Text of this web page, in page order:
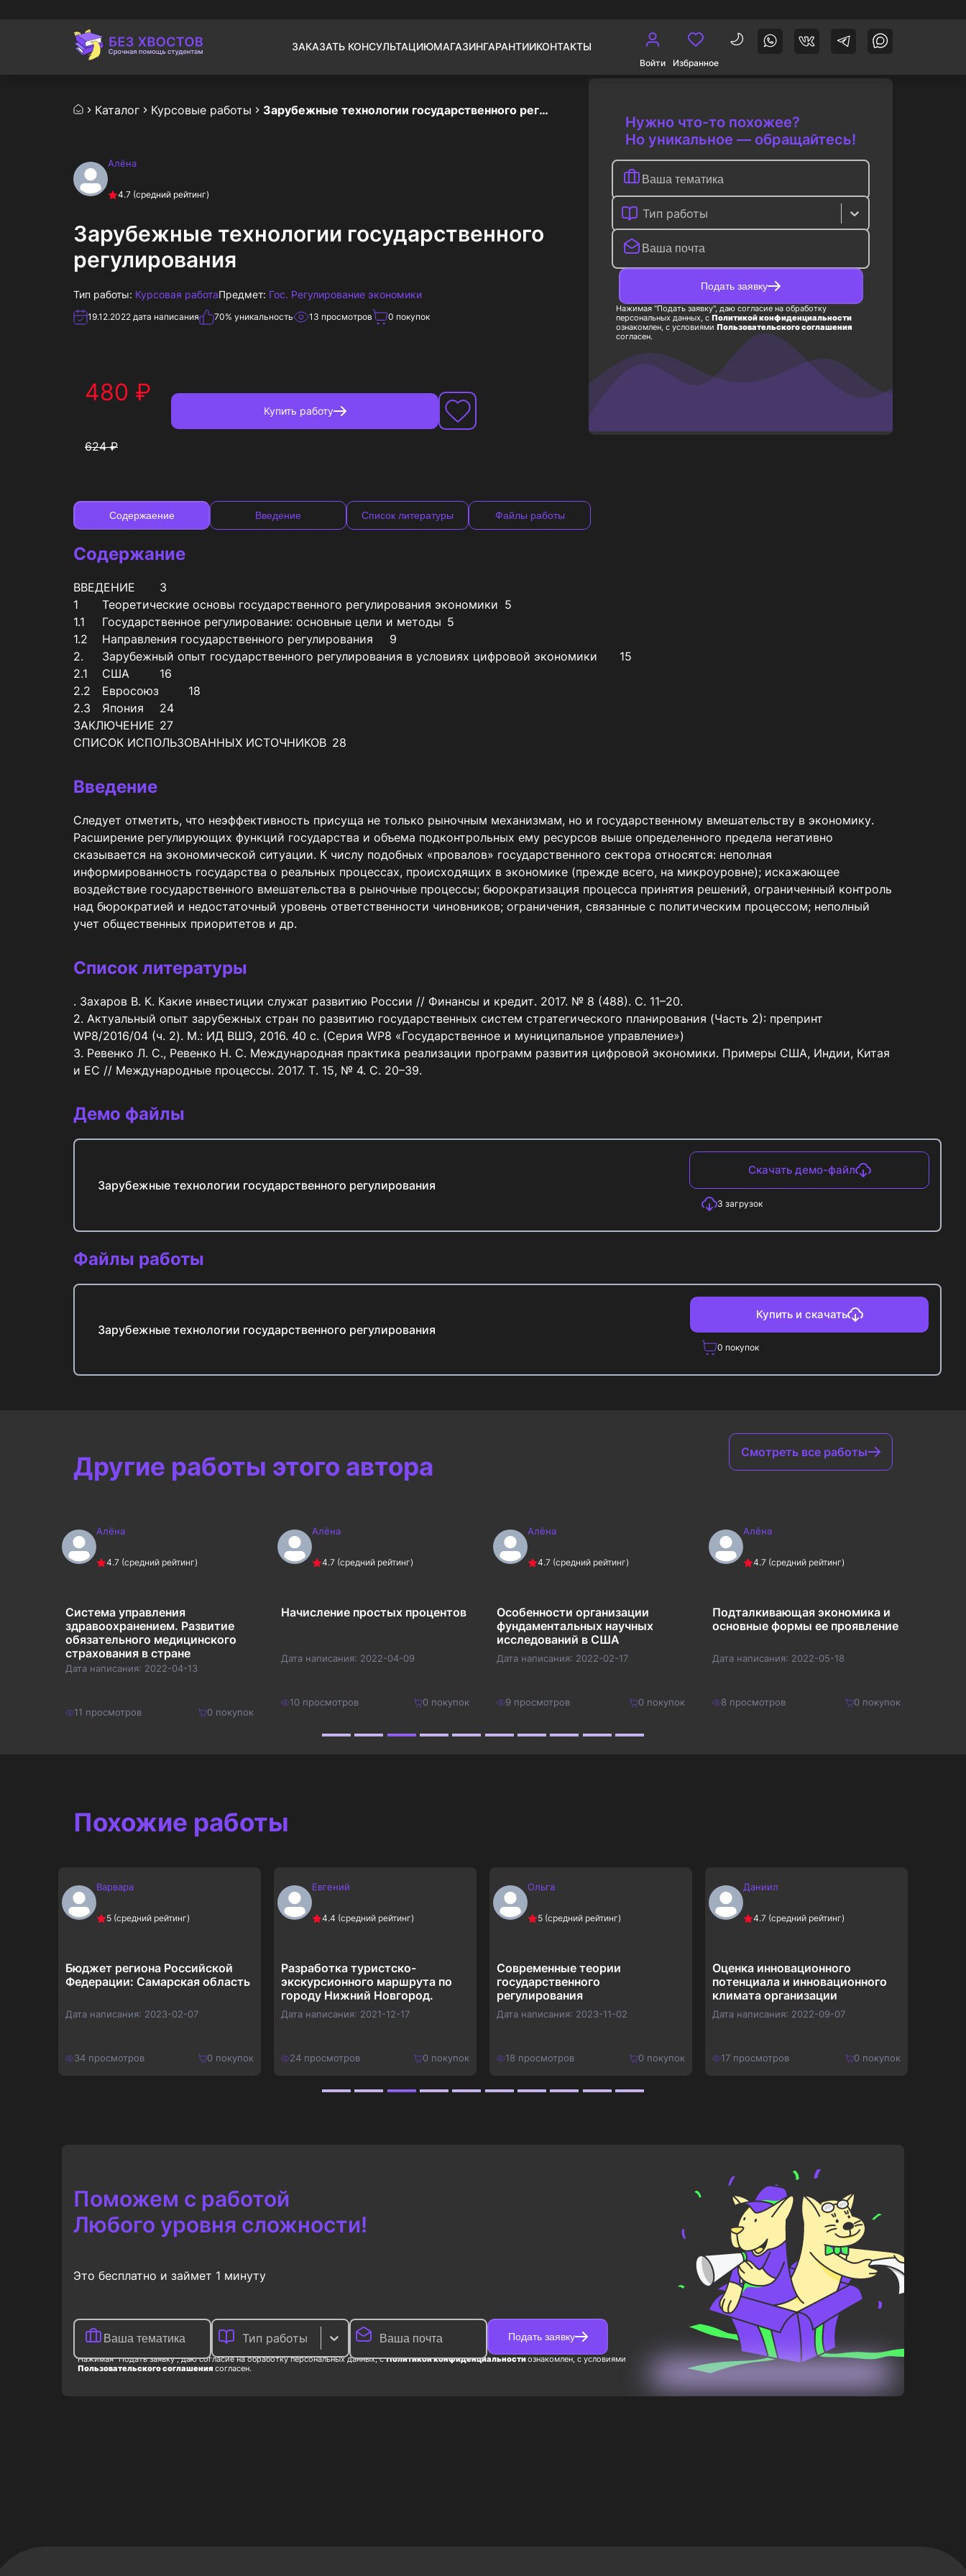
ЗАКАЗАТЬ КОНСУЛЬТАЦИЮМАГАЗИНГАРАНТИИКОНТАКТЫ
Войти Избранное
Каталог Курсовые работы Зарубежные технологии государственного регулирования
Алёна
4.7 (средний рейтинг)
Зарубежные технологии государственного
регулирования
Тип работы: Курсовая работаПредмет: Гос. Регулирование экономики
19.12.2022 дата написания 70% уникальность 13 просмотров 0 покупок
480 ₽
624₽
Купить работу
Нужно что-то похожее?
Но уникальное — обращайтесь!
Тип работы
Подать заявку
Нажимая "Подать заявку", даю согласие на обработку
персональных данных, с Политикой конфиденциальности
ознакомлен, с условиями Пользовательского соглашения
согласен.
Содержаение Введение Список литературы Файлы работы
Содержание
ВВЕДЕНИЕ	3
1	Теоретические основы государственного регулирования экономики	5
1.1	Государственное регулирование: основные цели и методы	5
1.2	Направления государственного регулирования	9
2.	Зарубежный опыт государственного регулирования в условиях цифровой экономики	15
2.1	США	16
2.2	Евросоюз	18
2.3	Япония	24
ЗАКЛЮЧЕНИЕ	27
СПИСОК ИСПОЛЬЗОВАННЫХ ИСТОЧНИКОВ	28
Введение
Следует отметить, что неэффективность присуща не только рыночным механизмам, но и государственному вмешательству в экономику.
Расширение регулирующих функций государства и объема подконтрольных ему ресурсов выше определенного предела негативно
сказывается на экономической ситуации. К числу подобных «провалов» государственного сектора относятся: неполная
информированность государства о реальных процессах, происходящих в экономике (прежде всего, на микроуровне); искажающее
воздействие государственного вмешательства в рыночные процессы; бюрократизация процесса принятия решений, ограниченный контроль
над бюрократией и недостаточный уровень ответственности чиновников; ограничения, связанные с политическим процессом; неполный
учет общественных приоритетов и др.
Список литературы
. Захаров В. К. Какие инвестиции служат развитию России // Финансы и кредит. 2017. № 8 (488). С. 11–20.
2. Актуальный опыт зарубежных стран по развитию государственных систем стратегического планирования (Часть 2): препринт
WP8/2016/04 (ч. 2). М.: ИД ВШЭ, 2016. 40 с. (Серия WP8 «Государственное и муниципальное управление»)
3. Ревенко Л. С., Ревенко Н. С. Международная практика реализации программ развития цифровой экономики. Примеры США, Индии, Китая
и ЕС // Международные процессы. 2017. Т. 15, № 4. С. 20–39.
Демо файлы
Зарубежные технологии государственного регулирования
Скачать демо-файл
3 загрузок
Файлы работы
Зарубежные технологии государственного регулирования
Купить и скачать
0 покупок
Другие работы этого автора Смотреть все работы
Алёна
4.7 (средний рейтинг)
Система управления
здравоохранением. Развитие
обязательного медицинского
страхования в стране
Дата написания: 2022-04-13
11 просмотров 0 покупок
Алёна
4.7 (средний рейтинг)
Начисление простых процентов
Дата написания: 2022-04-09
10 просмотров 0 покупок
Алёна
4.7 (средний рейтинг)
Особенности организации
фундаментальных научных
исследований в США
Дата написания: 2022-02-17
9 просмотров 0 покупок
Алёна
4.7 (средний рейтинг)
Подталкивающая экономика и
основные формы ее проявление
Дата написания: 2022-05-18
8 просмотров 0 покупок
Похожие работы
Варвара
5 (средний рейтинг)
Бюджет региона Российской
Федерации: Самарская область
Дата написания: 2023-02-07
34 просмотров 0 покупок
Евгений
4.4 (средний рейтинг)
Разработка туристско-
экскурсионного маршрута по
городу Нижний Новгород.
Дата написания: 2021-12-17
24 просмотров 0 покупок
Ольга
5 (средний рейтинг)
Современные теории
государственного
регулирования
Дата написания: 2023-11-02
18 просмотров 0 покупок
Даниил
4.7 (средний рейтинг)
Оценка инновационного
потенциала и инновационного
климата организации
Дата написания: 2022-09-07
17 просмотров 0 покупок
Поможем с работой
Любого уровня сложности!
Это бесплатно и займет 1 минуту
Тип работы Подать заявку
Нажимая "Подать заявку", даю согласие на обработку персональных данных, с Политикой конфиденциальностиознакомлен, с условиями
Пользовательского соглашения согласен.